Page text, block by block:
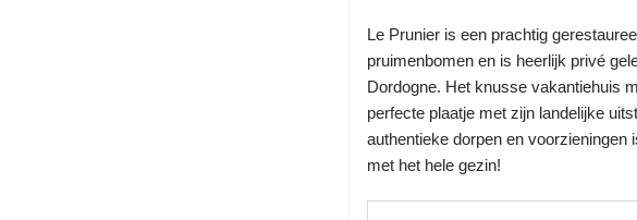
Le Prunier is een prachtig
pruimenbomen en is heerlijk privé
Dordogne. Het knusse vakantiehuis
perfecte plaatje met zijn landelijke
authentieke dorpen en voorzieningen
met het hele gezin!